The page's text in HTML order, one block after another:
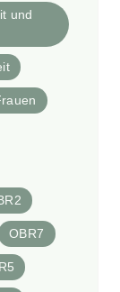
und
OBR7